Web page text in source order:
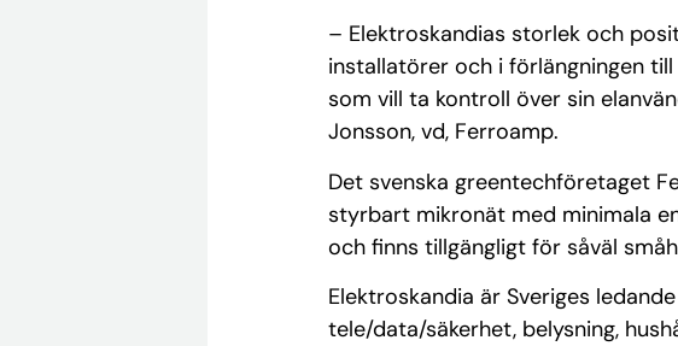
– Elektroskandias storlek och
installatörer och i förlängningen
som vill ta kontroll över sin
Jonsson, vd, Ferroamp.
Det svenska greentechföretaget
styrbart mikronät med minimala
och finns tillgängligt för såväl
Elektroskandia är Sveriges
tele/data/säkerhet, belysning,